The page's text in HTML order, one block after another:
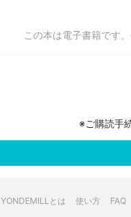
この本は電子書籍です
※ご購読手
YONDEMILLとは 使い方 FAQ